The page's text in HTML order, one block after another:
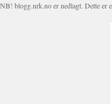
NB! blogg.nrk.no er nedlagt. Dette er